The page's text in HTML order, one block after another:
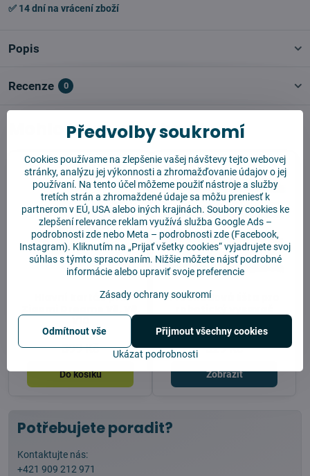
✅ 14 dní na vrácení zboží
Popis
Recenze 0
Mohlo by se vám hodit
Hlavní kartáč pro
Skladem
399 Kč
Do košíku
Přechodová lišta pro
Skladem
329 Kč
Zobrazit
Potřebujete poradit?
Kontaktujte nás:
+421 909 212 971
Předvolby soukromí
Cookies používame na zlepšenie vašej návštevy tejto webovej
stránky, analýzu jej výkonnosti a zhromažďovanie údajov o jej
používaní. Na tento účel môžeme použiť nástroje a služby
tretích strán a zhromaždené údaje sa môžu preniesť k
partnerom v EÚ, USA alebo iných krajinách. Soubory cookies ke
zlepšení relevance reklam využívá služba Google Ads –
podrobnosti zde nebo Meta – podrobnosti zde (Facebook,
Instagram). Kliknutím na „Prijať všetky cookies“ vyjadrujete svoj
súhlas s týmto spracovaním. Nižšie môžete nájsť podrobné
informácie alebo upraviť svoje preferencie
Zásady ochrany soukromí
Ukázat podrobnosti
Přijmout všechny cookies
Odmítnout vše